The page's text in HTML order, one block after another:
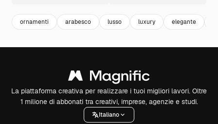
ornamenti arabesco lusso luxury elegante
La piattaforma creativa per realizzare i tuoi migliori lavori. Oltre
1 milione di abbonati tra creativi, imprese, agenzie e studi.
Italiano